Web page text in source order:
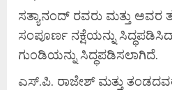
ಸತ್ಯಾನಂದ್ ರವರು ಮತ್ತು ಅವರ
ಸಂಪೂರ್ಣ ನಕ್ಷೆಯನ್ನು
ಗುಂಡಿಯನ್ನು ಸಿದ್ಧಪಡಿಸಲಾಗಿದೆ.
ಎಸ್.ಪಿ. ರಾಜೇಶ್ ಮತ್ತು